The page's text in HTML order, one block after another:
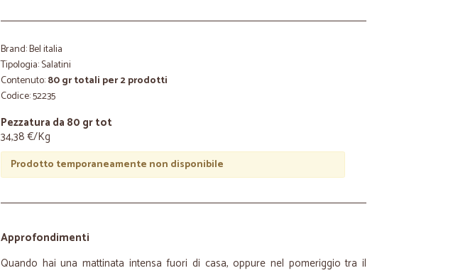
Brand: Bel italia
Tipologia: Salatini
Contenuto:80 gr totali per 2 prodotti
Codice: 52235
Pezzatura da 80 gr tot
34,38 €/Kg
Prodotto temporaneamente non disponibile
Approfondimenti
Quando hai una mattinata intensa fuori di casa, oppure nel pomeriggio tra il